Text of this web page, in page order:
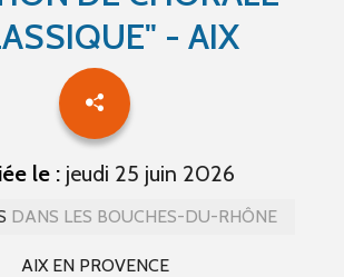
- AIX
le : jeudi 25 juin 2026
DANS LES BOUCHES-DU-RHÔNE
AIX EN PROVENCE